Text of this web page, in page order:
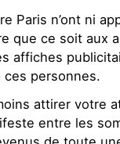
Paris n’ont ni
que ce soit aux
affiches
personnes.
attirer votre
entre les